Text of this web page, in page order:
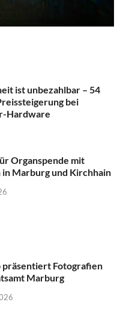
ist unbezahlbar – 54
bei
Hardware
Organspende mit
in Marburg und Kirchhain
präsentiert Fotografien
Marburg